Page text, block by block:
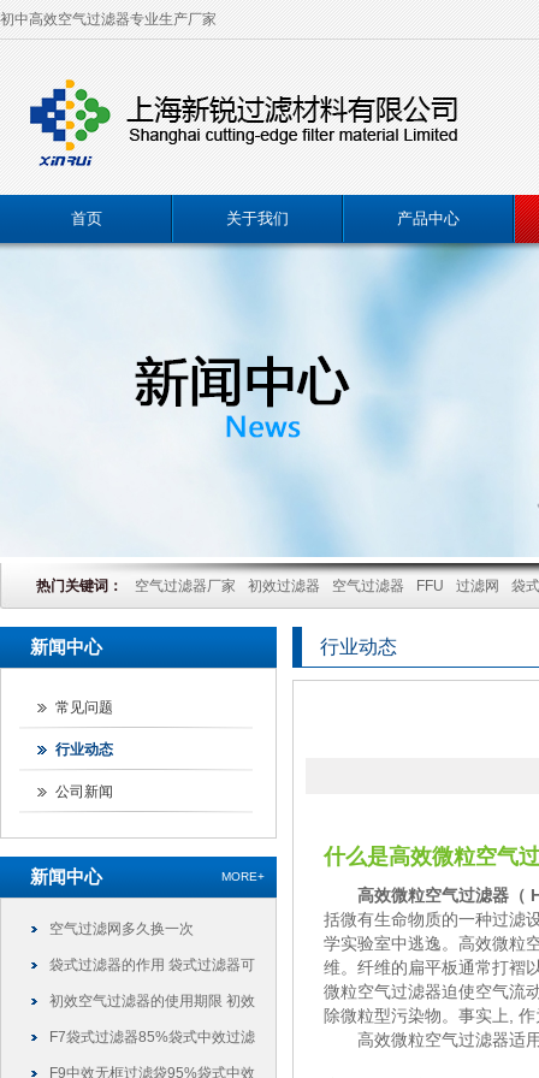
初中高效空气过滤器专业生产厂家
首页 关于我们 产品中心
热门关键词： 空气过滤器厂家 初效过滤器 空气过滤器 FFU 过滤网 袋
新闻中心
常见问题
行业动态
公司新闻
新闻中心 MORE+
空气过滤网多久换一次
袋式过滤器的作用 袋式过滤器可
以干什么
初效空气过滤器的使用期限 初效
过滤器可以使用多久
F7袋式过滤器85%袋式中效过滤
袋
F9中效无框过滤袋95%袋式中效
行业动态
什么是高效微粒空气
高效微粒空气过滤器（
括微有生命物质的一种过滤
学实验室中逃逸。高效微粒
维。纤维的扁平板通常打褶
微粒空气过滤器迫使空气流
除微粒型污染物。事实上,
高效微粒空气过滤器适